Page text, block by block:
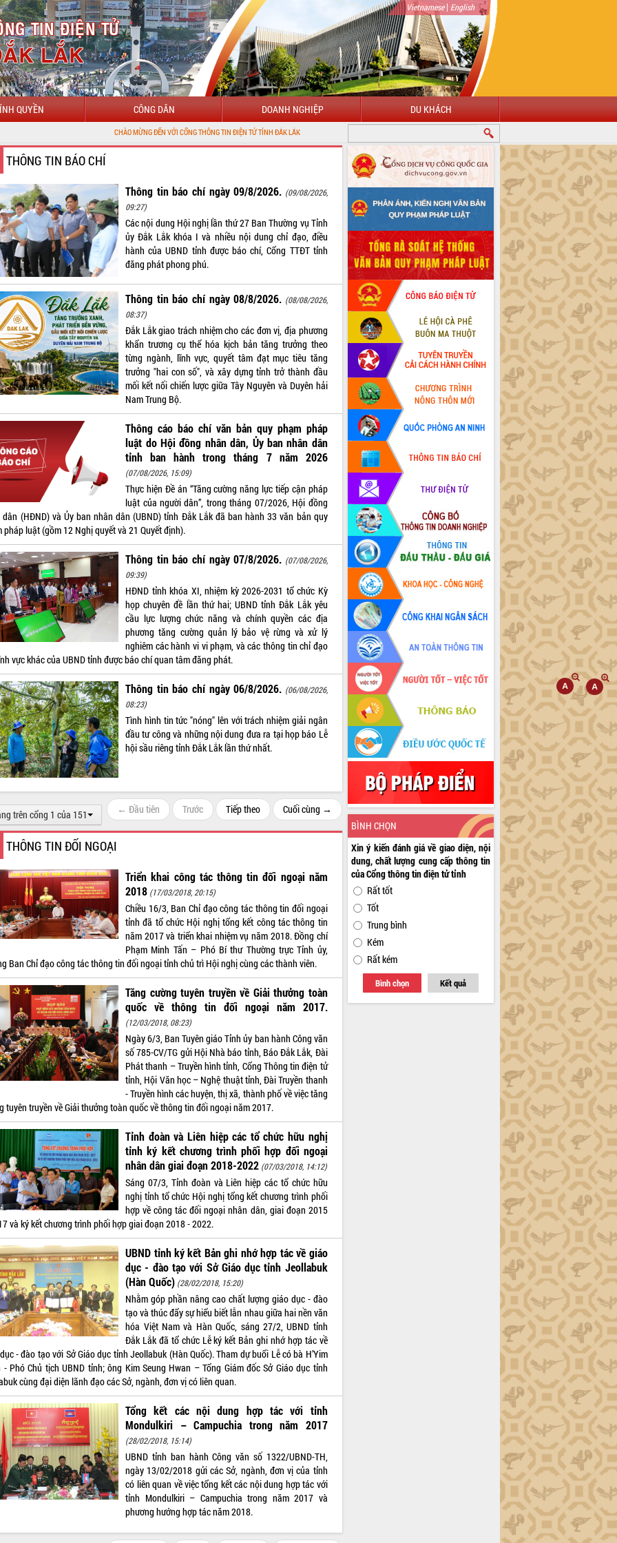
Vietnamese| English
QUYỀN CÔNG DÂN DOANH NGHIỆP DU KHÁCH
CHÀO MỪNG ĐẾN VỚI CỔNG THÔNG TIN ĐIỆN TỬ TỈNH ĐẮK LẮK
THÔNG TIN BÁO CHÍ
Thông tin báo chí ngày 09/8/2026. (09/08/2026,
09:27)
Các nội dung Hội nghị lần thứ 27 Ban Thường vụ Tỉnh
ủy Đắk Lắk khóa I và nhiều nội dung chỉ đạo, điều
hành của UBND tỉnh được báo chí, Cổng TTĐT tỉnh
đăng phát phong phú.
Thông tin báo chí ngày 08/8/2026. (08/08/2026,
08:37)
Đắk Lắk giao trách nhiệm cho các đơn vị, địa phương
khẩn trương cụ thể hóa kịch bản tăng trưởng theo
từng ngành, lĩnh vực, quyết tâm đạt mục tiêu tăng
trưởng "hai con số", và xây dựng tỉnh trở thành đầu
mối kết nối chiến lược giữa Tây Nguyên và Duyên hải
Nam Trung Bộ.
Thông cáo báo chí văn bản quy phạm pháp
luật do Hội đồng nhân dân, Ủy ban nhân dân
tỉnh ban hành trong tháng 7 năm 2026
(07/08/2026, 15:09)
Thực hiện Đề án “Tăng cường năng lực tiếp cận pháp
luật của người dân”, trong tháng 07/2026, Hội đồng
dân (HĐND) và Ủy ban nhân dân (UBND) tỉnh Đắk Lắk đã ban hành 33 văn bản quy
pháp luật (gồm 12 Nghị quyết và 21 Quyết định).
Thông tin báo chí ngày 07/8/2026. (07/08/2026,
09:39)
HĐND tỉnh khóa XI, nhiệm kỳ 2026-2031 tổ chức Kỳ
họp chuyên đề lần thứ hai; UBND tỉnh Đắk Lắk yêu
cầu lực lượng chức năng và chính quyền các địa
phương tăng cường quản lý bảo vệ rừng và xử lý
nghiêm các hành vi vi phạm, và các thông tin chỉ đạo
vực khác của UBND tỉnh được báo chí quan tâm đăng phát.
Thông tin báo chí ngày 06/8/2026. (06/08/2026,
08:23)
Tình hình tin tức "nóng" lên với trách nhiệm giải ngân
đầu tư công và những nội dung đưa ra tại họp báo Lễ
hội sầu riêng tỉnh Đắk Lắk lần thứ nhất.
trên cổng 1 của 151 ← Đầu tiên Trước Tiếp theo Cuối cùng →
THÔNG TIN ĐỐI NGOẠI
Triển khai công tác thông tin đối ngoại năm
2018 (17/03/2018, 20:15)
Chiều 16/3, Ban Chỉ đạo công tác thông tin đối ngoại
tỉnh đã tổ chức Hội nghị tổng kết công tác thông tin
năm 2017 và triển khai nhiệm vụ năm 2018. Đồng chí
Phạm Minh Tấn – Phó Bí thư Thường trực Tỉnh ủy,
Ban Chỉ đạo công tác thông tin đối ngoại tỉnh chủ trì Hội nghị cùng các thành viên.
Tăng cường tuyên truyền về Giải thưởng toàn
quốc về thông tin đối ngoại năm 2017.
(12/03/2018, 08:23)
Ngày 6/3, Ban Tuyên giáo Tỉnh ủy ban hành Công văn
số 785-CV/TG gửi Hội Nhà báo tỉnh, Báo Đắk Lắk, Đài
Phát thanh – Truyền hình tỉnh, Cổng Thông tin điện tử
tỉnh, Hội Văn học – Nghệ thuật tỉnh, Đài Truyền thanh
- Truyền hình các huyện, thị xã, thành phố về việc tăng
tuyên truyền về Giải thưởng toàn quốc về thông tin đối ngoại năm 2017.
Tỉnh đoàn và Liên hiệp các tổ chức hữu nghị
tỉnh ký kết chương trình phối hợp đối ngoại
nhân dân giai đoạn 2018-2022 (07/03/2018, 14:12)
Sáng 07/3, Tỉnh đoàn và Liên hiệp các tổ chức hữu
nghị tỉnh tổ chức Hội nghị tổng kết chương trình phối
hợp về công tác đối ngoại nhân dân, giai đoạn 2015
và ký kết chương trình phối hợp giai đoạn 2018 - 2022.
UBND tỉnh ký kết Bản ghi nhớ hợp tác về giáo
dục - đào tạo với Sở Giáo dục tỉnh Jeollabuk
(Hàn Quốc) (28/02/2018, 15:20)
Nhằm góp phần nâng cao chất lượng giáo dục - đào
tạo và thúc đẩy sự hiểu biết lẫn nhau giữa hai nền văn
hóa Việt Nam và Hàn Quốc, sáng 27/2, UBND tỉnh
Đắk Lắk đã tổ chức Lễ ký kết Bản ghi nhớ hợp tác về
- đào tạo với Sở Giáo dục tỉnh Jeollabuk (Hàn Quốc). Tham dự buổi Lễ có bà H’Yim
- Phó Chủ tịch UBND tỉnh; ông Kim Seung Hwan – Tổng Giám đốc Sở Giáo dục tỉnh
cùng đại diện lãnh đạo các Sở, ngành, đơn vị có liên quan.
Tổng kết các nội dung hợp tác với tỉnh
Mondulkiri – Campuchia trong năm 2017
(28/02/2018, 15:14)
UBND tỉnh ban hành Công văn số 1322/UBND-TH,
ngày 13/02/2018 gửi các Sở, ngành, đơn vị của tỉnh
có liên quan về việc tổng kết các nội dung hợp tác với
tỉnh Mondulkiri – Campuchia trong năm 2017 và
phương hướng hợp tác năm 2018.
BÌNH CHỌN
Xin ý kiến đánh giá về giao diện, nội
dung, chất lượng cung cấp thông tin
của Cổng thông tin điện tử tỉnh
Rất tốt
Tốt
Trung bình
Kém
Rất kém
Bình chọn Kết quả